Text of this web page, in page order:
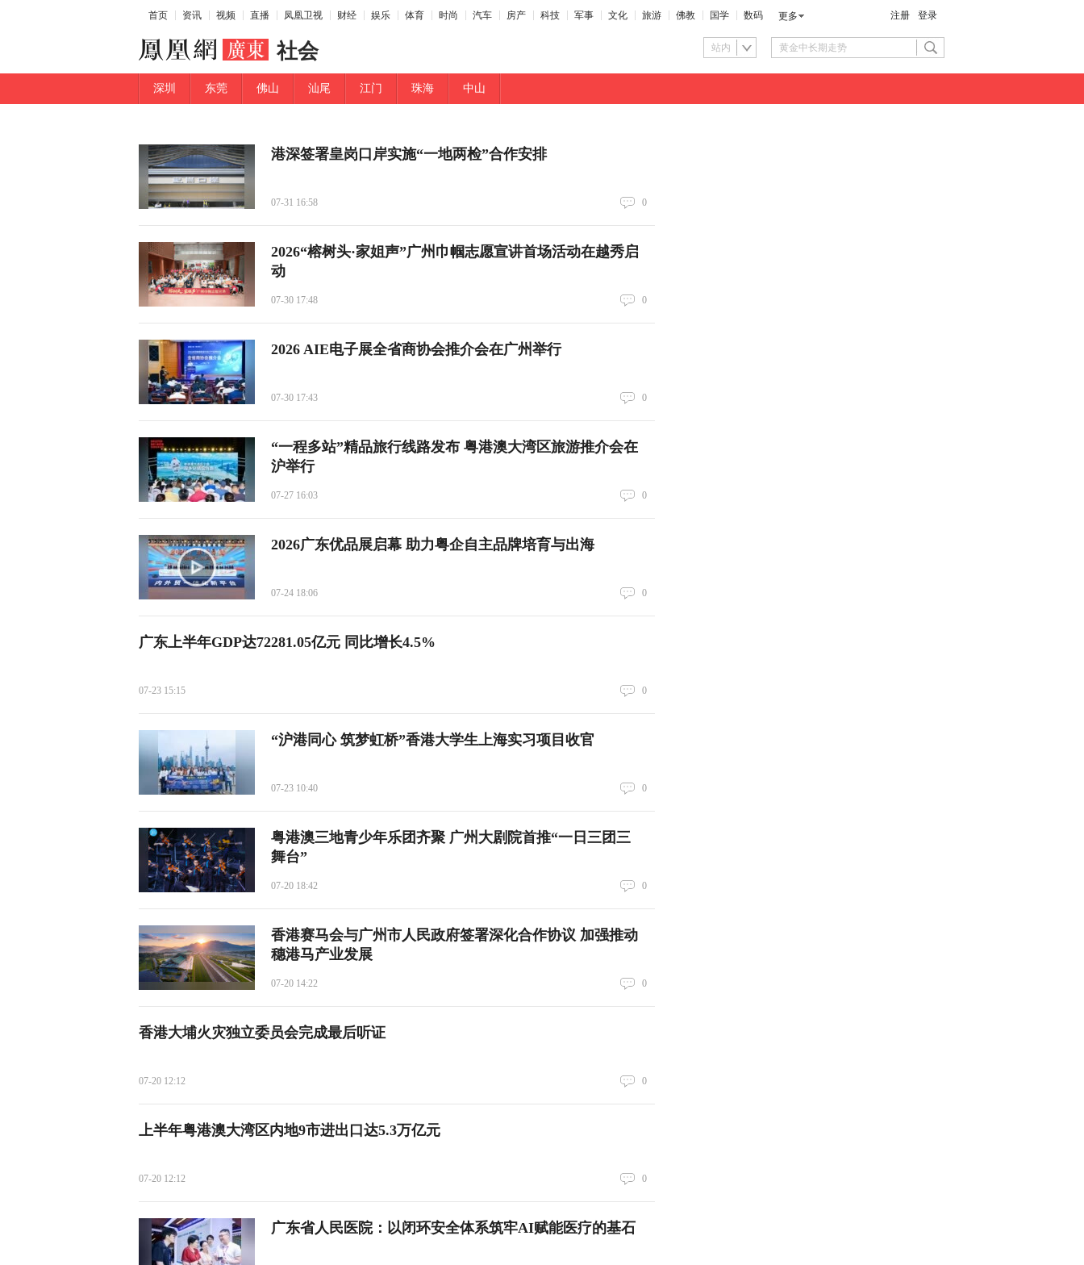
首页 资讯 视频 直播 凤凰卫视 财经 娱乐 体育 时尚 汽车 房产 科技 军事 文化 旅游 佛教 国学 数码 更多 注册 登录
社会 站内
深圳 东莞 佛山 汕尾 江门 珠海 中山
港深签署皇岗口岸实施“一地两检”合作安排
07-31 16:58 0
2026“榕树头·家姐声”广州巾帼志愿宣讲首场活动在越秀启
动
07-30 17:48 0
2026 AIE电子展全省商协会推介会在广州举行
07-30 17:43 0
“一程多站”精品旅行线路发布 粤港澳大湾区旅游推介会在
沪举行
07-27 16:03 0
2026广东优品展启幕 助力粤企自主品牌培育与出海
07-24 18:06 0
广东上半年GDP达72281.05亿元 同比增长4.5%
07-23 15:15 0
“沪港同心 筑梦虹桥”香港大学生上海实习项目收官
07-23 10:40 0
粤港澳三地青少年乐团齐聚 广州大剧院首推“一日三团三
舞台”
07-20 18:42 0
香港赛马会与广州市人民政府签署深化合作协议 加强推动
穗港马产业发展
07-20 14:22 0
香港大埔火灾独立委员会完成最后听证
07-20 12:12 0
上半年粤港澳大湾区内地9市进出口达5.3万亿元
07-20 12:12 0
广东省人民医院：以闭环安全体系筑牢AI赋能医疗的基石